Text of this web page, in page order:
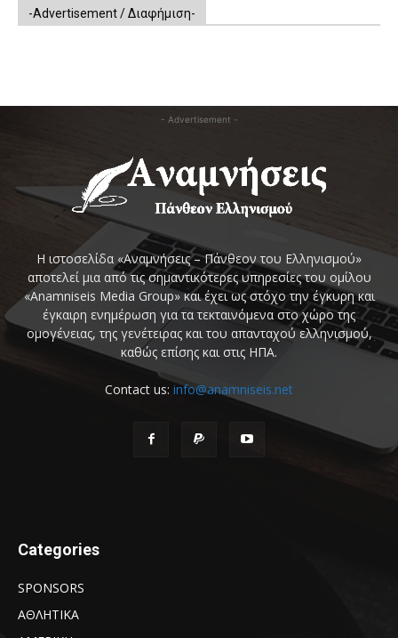
-Advertisement / Διαφήμιση-
- Advertisement -
Η ιστοσελίδα «Αναμνήσεις – Πάνθεον του Ελληνισμού»
αποτελεί μια από τις σημαντικότερες υπηρεσίες του ομίλου
«Anamniseis Media Group» και έχει ως στόχο την έγκυρη και
έγκαιρη ενημέρωση για τα τεκταινόμενα στο χώρο της
ομογένειας, της γενέτειρας και του απανταχού ελληνισμού,
καθώς επίσης και στις ΗΠΑ.
Contact us: info@anamniseis.net
Categories
SPONSORS
ΑΘΛΗΤΙΚΑ